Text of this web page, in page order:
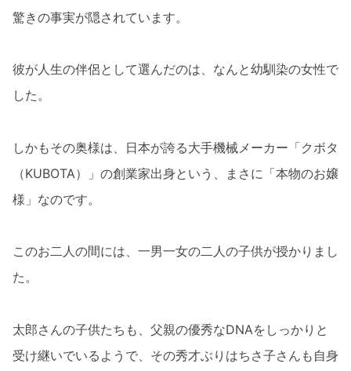
驚きの事実が隠されています。
彼が人生の伴侶として選んだのは、なんと幼馴染の女性で
した。
しかもその奥様は、日本が誇る大手機械メーカー「クボタ
（KUBOTA）」の創業家出身という、まさに「本物のお嬢
様」なのです。
このお二人の間には、一男一女の二人の子供が授かりまし
た。
太郎さんの子供たちも、父親の優秀なDNAをしっかりと
受け継いでいるようで、その秀才ぶりはちさ子さんも自身